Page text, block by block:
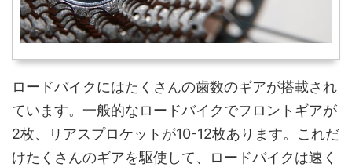
ロードバイクにはたくさんの歯数のギアが搭載され
ています。一般的なロードバイクでフロントギアが
2枚、リアスプロケットが10-12枚あります。これだ
けたくさんのギアを駆使して、ロードバイクは速く